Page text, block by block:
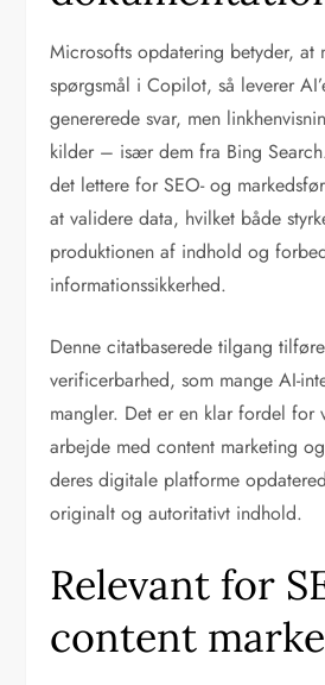
Microsofts opdatering betyder, at
spørgsmål i Copilot, så leverer
genererede svar, men
kilder – især dem fra Bing
det lettere for SEO- og
at validere data, hvilket både
produktionen af indhold og
informationssikkerhed.
Denne citatbaserede tilgang
verificerbarhed, som mange AI-
mangler. Det er en klar fordel for
arbejde med content marketing
deres digitale platforme
originalt og autoritativt indhold.
Relevant for
content